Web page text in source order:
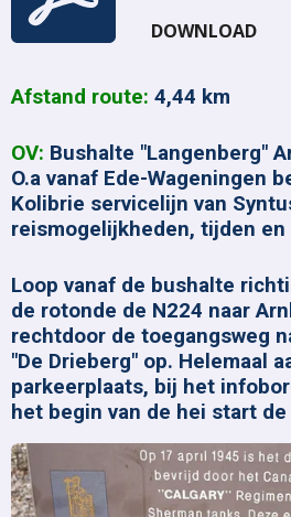
DOWNLOAD
Afstand route: 4,44 km
OV: Bushalte "Langenberg"
O.a vanaf Ede-Wageningen
Kolibrie servicelijn van
reismogelijkheden, tijden en
Loop vanaf de bushalte
de rotonde de N224 naar
rechtdoor de toegangsweg
"De Drieberg" op. Helemaal
parkeerplaats, bij het
het begin van de hei start